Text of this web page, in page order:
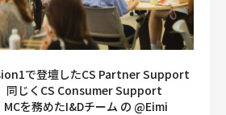
で登壇したCS Partner Support
同じくCS Consumer Support
を務めたI&Dチーム の @Eimi